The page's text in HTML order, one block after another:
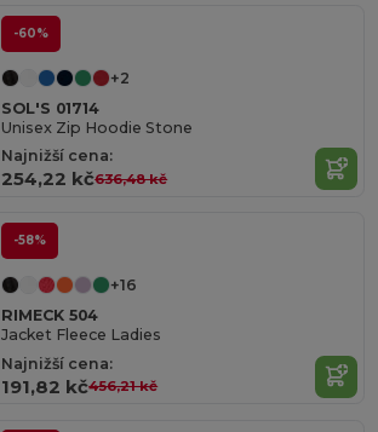
-60%
+2
SOL'S 01714
Unisex Zip Hoodie Stone
Najnižší cena:
254,22 kč636,48 kč
-58%
+16
RIMECK 504
Jacket Fleece Ladies
Najnižší cena:
191,82 kč456,21 kč